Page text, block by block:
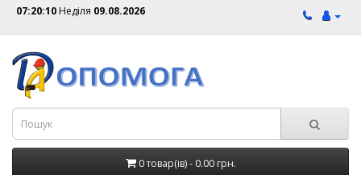
07:20:10 Неділя 09.08.2026
0 товар(ів) - 0.00 грн.